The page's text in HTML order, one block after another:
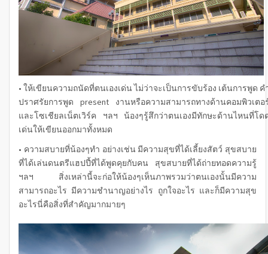
• ให้เขียนความถนัดที่ตนเองเด่น ไม่ว่าจะเป็นการขับร้อง เต้นการพูด ค
ปราศรัยการพูด present งานหรือความสามารถทางด้านคอมพิวเตอ
และโซเชียลเน็ตเวิร์ค ฯลฯ น้องๆรู้สึกว่าตนเองมีทักษะด้านไหนที่โด
เด่นให้เขียนออกมาทั้งหมด
• ความสบายที่น้องๆทำ อย่างเช่น มีความสุขที่ได้เลี้ยงสัตว์ สุขสบาย
ที่ได้เล่นดนตรีแฮปปี้ที่ได้พูดคุยกับคน สุขสบายที่ได้ถ่ายทอดความรู้
ฯลฯ สิ่งเหล่านี้จะก่อให้น้องๆเห็นภาพรวมว่าตนเองนั้นมีความ
สามารถอะไร มีความชำนาญอย่างไร ถูกใจอะไร และก็มีความสุข
อะไรนี่คือสิ่งที่สำคัญมากมายๆ